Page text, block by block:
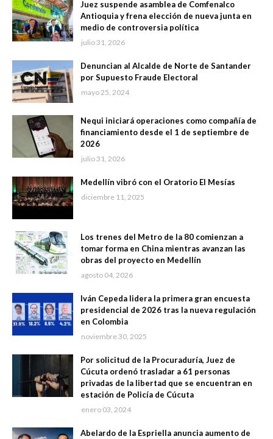
Juez suspende asamblea de Comfenalco
Antioquia y frena elección de nueva junta en
medio de controversia política
julio 31, 2026
Denuncian al Alcalde de Norte de Santander
por Supuesto Fraude Electoral
mayo 25, 2024
Nequi iniciará operaciones como compañía de
financiamiento desde el 1 de septiembre de
2026
julio 31, 2026
Medellín vibró con el Oratorio El Mesías
diciembre 11, 2025
Los trenes del Metro de la 80 comienzan a
tomar forma en China mientras avanzan las
obras del proyecto en Medellín
agosto 04, 2026
Iván Cepeda lidera la primera gran encuesta
presidencial de 2026 tras la nueva regulación
en Colombia
noviembre 30, 2025
Por solicitud de la Procuraduría, Juez de
Cúcuta ordenó trasladar a 61 personas
privadas de la libertad que se encuentran en
estación de Policía de Cúcuta
enero 03, 2024
Abelardo de la Espriella anuncia aumento de